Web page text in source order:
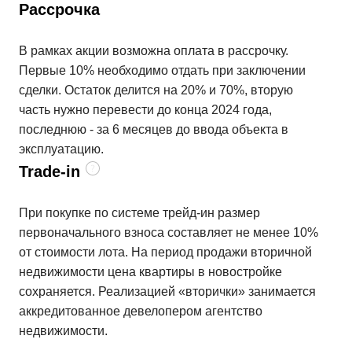
Рассрочка
В рамках акции возможна оплата в рассрочку.
Первые 10% необходимо отдать при заключении
сделки. Остаток делится на 20% и 70%, вторую
часть нужно перевести до конца 2024 года,
последнюю - за 6 месяцев до ввода объекта в
эксплуатацию.
Trade-in
При покупке по системе трейд-ин размер
первоначального взноса составляет не менее 10%
от стоимости лота. На период продажи вторичной
недвижимости цена квартиры в новостройке
сохраняется. Реализацией «вторички» занимается
аккредитованное девелопером агентство
недвижимости.